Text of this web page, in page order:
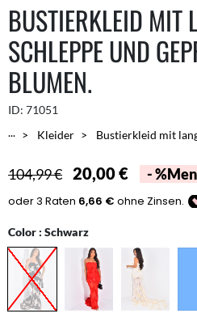
BUSTIERKLEID MIT
SCHLEPPE UND
BLUMEN.
ID: 71051
...
Kleider Bustierkleid mit
104,99 € 20,00 € -
Color : Schwarz